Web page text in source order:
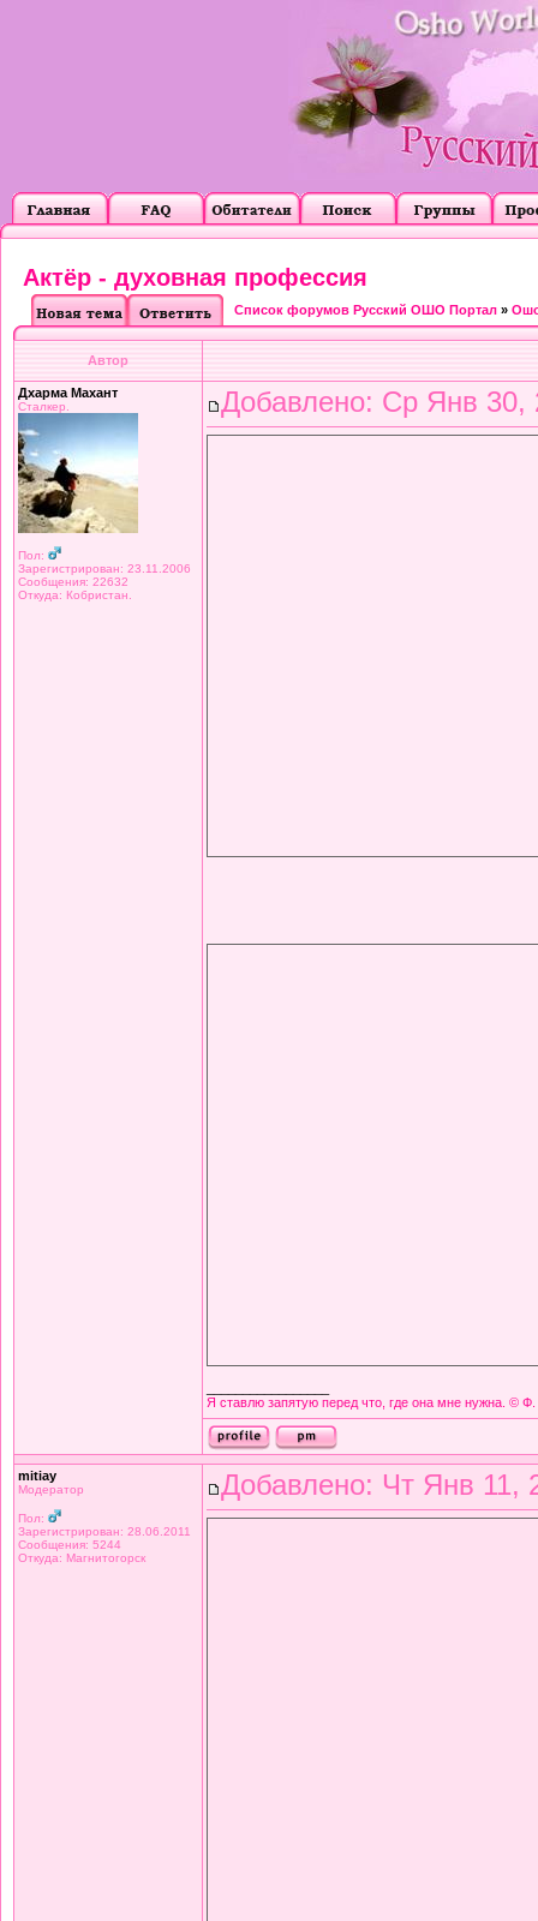
Актёр - духовная профессия
Список форумов Русский ОШО Портал »
Автор
Дхарма Махант
Сталкер.
Пол:
Зарегистрирован: 23.11.2006
Сообщения: 22632
Откуда: Кобристан.
Добавлено: Ср Янв 30,
Я ставлю запятую перед что, где она мне нужна. ©
mitiay
Модератор
Пол:
Зарегистрирован: 28.06.2011
Сообщения: 5244
Откуда: Магнитогорск
Добавлено: Чт Янв 11,